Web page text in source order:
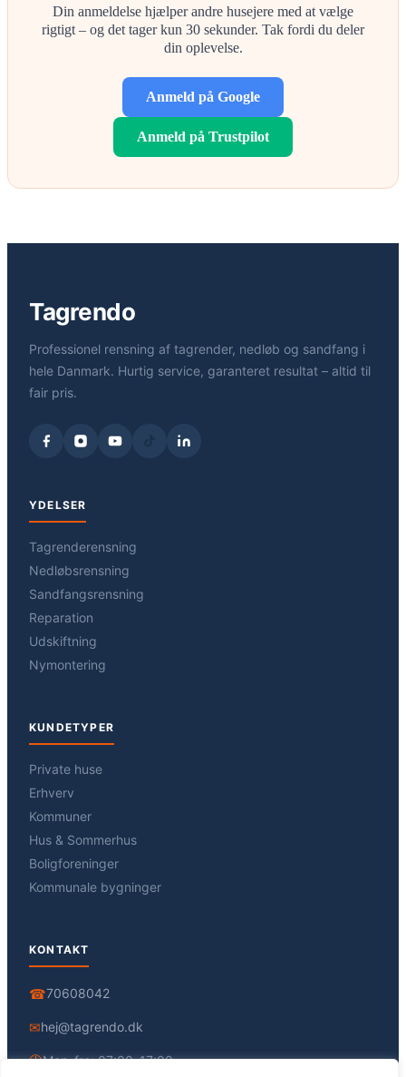
Din anmeldelse hjælper andre husejere med at vælge
rigtigt – og det tager kun 30 sekunder. Tak fordi du deler
din oplevelse.
Anmeld på Google
Anmeld på Trustpilot
Tagrendo
Professionel rensning af tagrender, nedløb og sandfang i
hele Danmark. Hurtig service, garanteret resultat – altid til
fair pris.
YDELSER
Tagrenderensning
Nedløbsrensning
Sandfangsrensning
Reparation
Udskiftning
Nymontering
KUNDETYPER
Private huse
Erhverv
Kommuner
Hus & Sommerhus
Boligforeninger
Kommunale bygninger
KONTAKT
☎70608042
✉hej@tagrendo.dk
🕘Man–fre: 07:00–17:00